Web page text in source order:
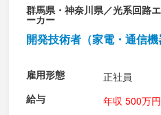
群馬県・神奈川県／光系回路
ーカー
開発技術者（家電・通信機
雇用形態
正社員
給与
年収 500万